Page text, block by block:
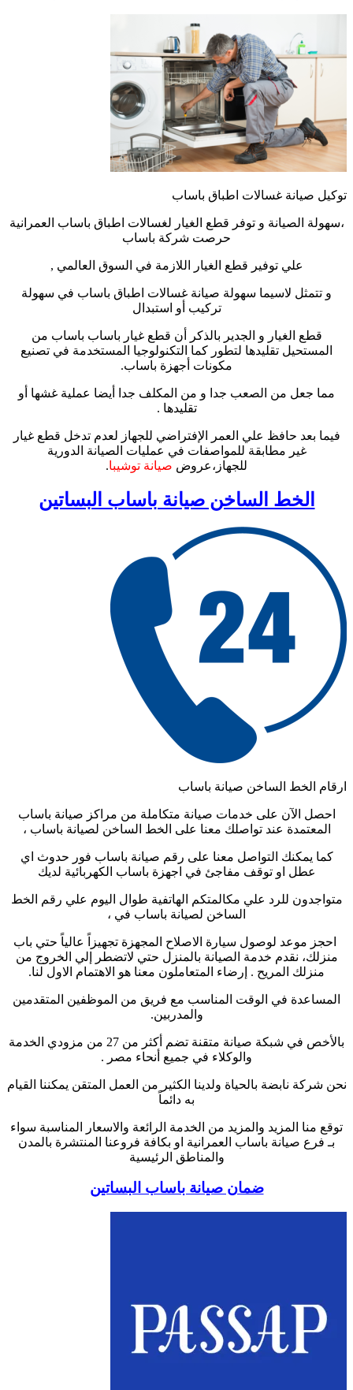
توكيل صيانة غسالات اطباق باساب
،سهولة الصيانة و توفر قطع الغيار لغسالات اطباق باساب العمرانية
حرصت شركة باساب
علي توفير قطع الغيار اللازمة في السوق العالمي ,
و تتمثل لاسيما سهولة صيانة غسالات اطباق باساب في سهولة
تركيب أو استبدال
قطع الغيار و الجدير بالذكر أن قطع غيار باساب باساب من
المستحيل تقليدها لتطور كما التكنولوجيا المستخدمة في تصنيع
مكونات أجهزة باساب.
مما جعل من الصعب جدا و من المكلف جدا أيضا عملية غشها أو
تقليدها .
فيما بعد حافظ علي العمر الإفتراضي للجهاز لعدم تدخل قطع غيار
غير مطابقة للمواصفات في عمليات الصيانة الدورية
للجهاز،عروض صيانة توشيبا.
الخط الساخن صيانة باساب البساتين
ارقام الخط الساخن صيانة باساب
احصل الآن على خدمات صيانة متكاملة من مراكز صيانة باساب
المعتمدة عند تواصلك معنا على الخط الساخن لصيانة باساب ،
كما يمكنك التواصل معنا على رقم صيانة باساب فور حدوث اي
عطل او توقف مفاجئ في اجهزة باساب الكهربائية لديك
متواجدون للرد علي مكالمتكم الهاتفية طوال اليوم علي رقم الخط
الساخن لصيانة باساب في ،
احجز موعد لوصول سيارة الاصلاح المجهزة تجهيزاً عالياً حتي باب
منزلك، نقدم خدمة الصيانة بالمنزل حتي لاتضطر إلي الخروج من
منزلك المريح . إرضاء المتعاملون معنا هو الاهتمام الاول لنا.
المساعدة في الوقت المناسب مع فريق من الموظفين المتقدمين
والمدربين.
بالأخص في شبكة صيانة متقنة تضم أكثر من 27 من مزودي الخدمة
والوكلاء في جميع أنحاء مصر .
نحن شركة نابضة بالحياة ولدينا الكثير من العمل المتقن يمكننا القيام
به دائماً
توقع منا المزيد والمزيد من الخدمة الرائعة والاسعار المناسبة سواء
بـ فرع صيانة باساب العمرانية او بكافة فروعنا المنتشرة بالمدن
والمناطق الرئيسية
ضمان صيانة باساب البساتين